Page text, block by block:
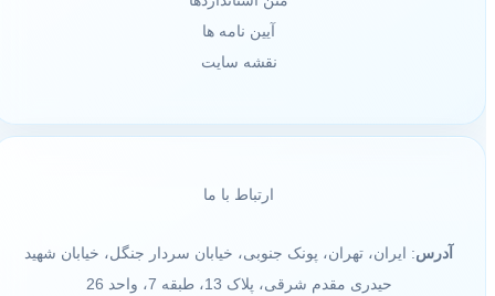
آیین نامه ها
نقشه سایت
ارتباط با ما
آدرس: ایران، تهران، پونک جنوبی، خیابان سردار جنگل، خیابان شهید
حیدری مقدم شرقی، پلاک 13، طبقه 7، واحد 26